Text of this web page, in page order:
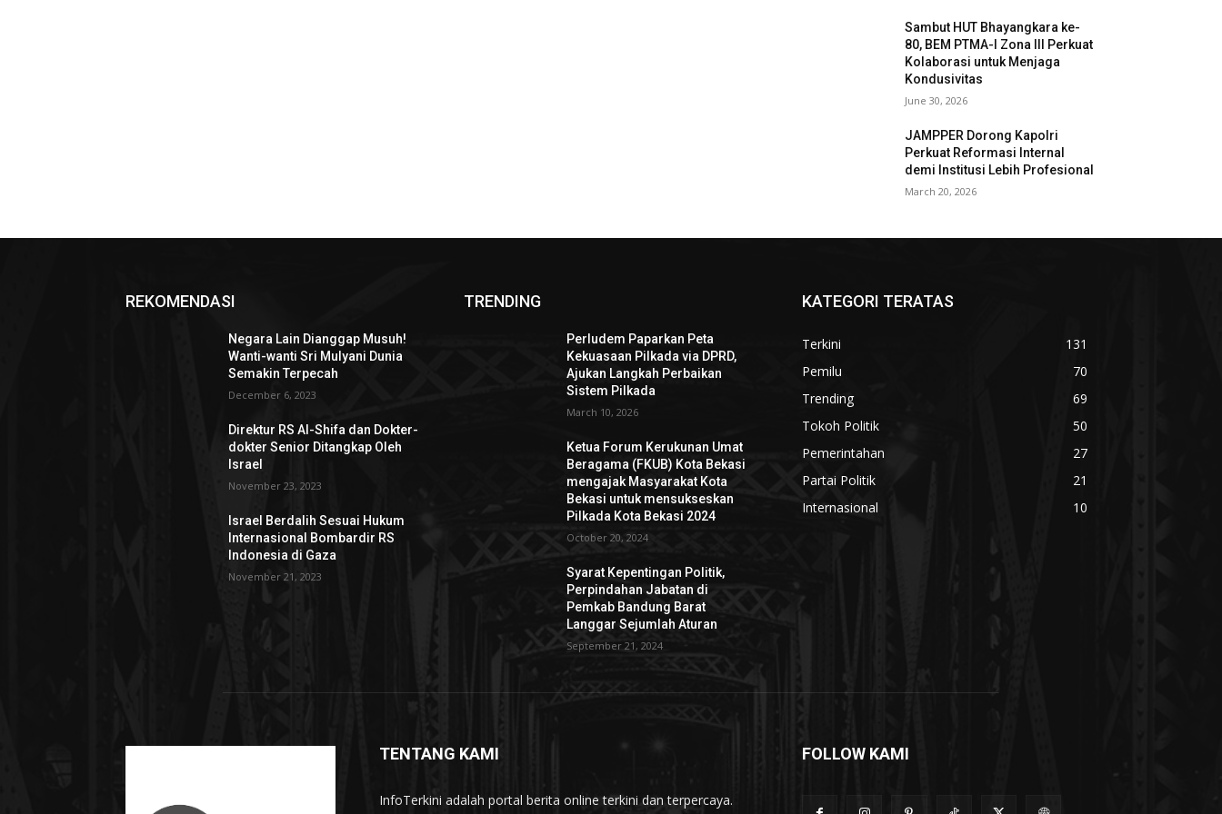
Sambut HUT Bhayangkara ke-
80, BEM PTMA-I Zona III Perkuat
Kolaborasi untuk Menjaga
Kondusivitas
June 30, 2026
JAMPPER Dorong Kapolri
Perkuat Reformasi Internal
demi Institusi Lebih Profesional
March 20, 2026
REKOMENDASI
Negara Lain Dianggap Musuh!
Wanti-wanti Sri Mulyani Dunia
Semakin Terpecah
December 6, 2023
Direktur RS Al-Shifa dan Dokter-
dokter Senior Ditangkap Oleh
Israel
November 23, 2023
Israel Berdalih Sesuai Hukum
Internasional Bombardir RS
Indonesia di Gaza
November 21, 2023
TRENDING
Perludem Paparkan Peta
Kekuasaan Pilkada via DPRD,
Ajukan Langkah Perbaikan
Sistem Pilkada
March 10, 2026
Ketua Forum Kerukunan Umat
Beragama (FKUB) Kota Bekasi
mengajak Masyarakat Kota
Bekasi untuk mensukseskan
Pilkada Kota Bekasi 2024
October 20, 2024
Syarat Kepentingan Politik,
Perpindahan Jabatan di
Pemkab Bandung Barat
Langgar Sejumlah Aturan
September 21, 2024
KATEGORI TERATAS
Terkini
131
Pemilu
70
Trending
69
Tokoh Politik
50
Pemerintahan
27
Partai Politik
21
Internasional
10
TENTANG KAMI
InfoTerkini adalah portal berita online terkini dan terpercaya.
FOLLOW KAMI